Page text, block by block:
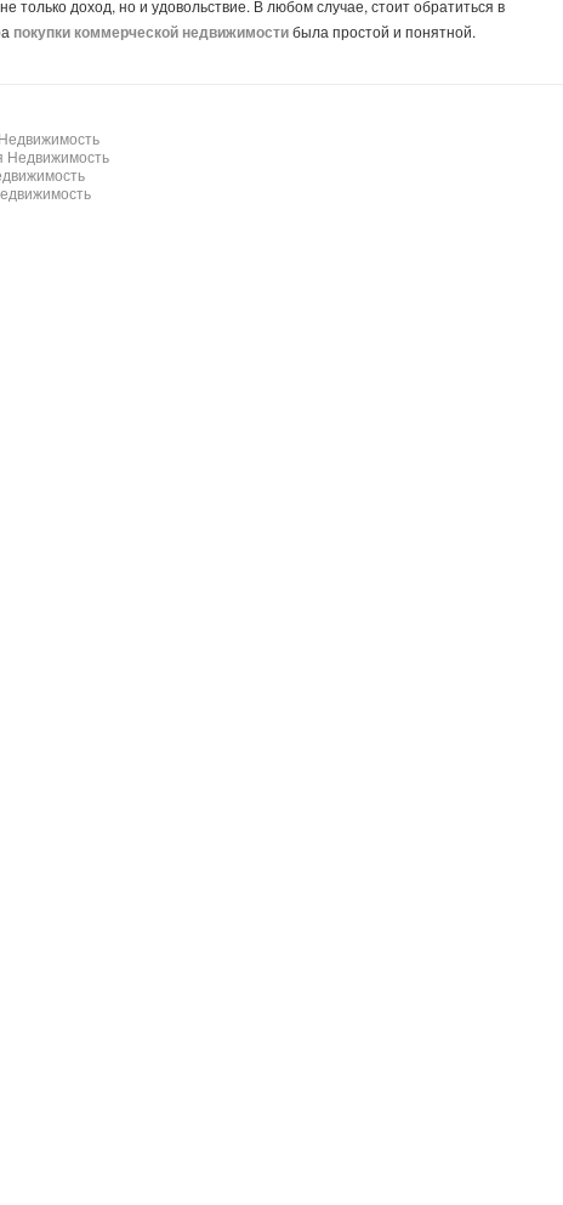
только доход, но и удовольствие. В любом случае, стоит обратиться в
покупки коммерческой недвижимостибыла простой и понятной.
Недвижимость